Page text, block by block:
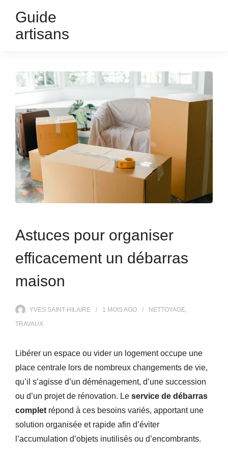
Guide
artisans
Astuces pour organiser
efficacement un débarras
maison
YVES SAINT-HILAIRE 1 MOISAGO NETTOYAGE
TRAVAUX
Libérer un espace ou vider un logement occupe une
place centrale lors de nombreux changements de vie,
qu’il s’agisse d’un déménagement, d’une succession
ou d’un projet de rénovation. Le service de débarras
complet répond à ces besoins variés, apportant une
solution organisée et rapide afin d’éviter
l’accumulation d’objets inutilisés ou d’encombrants.